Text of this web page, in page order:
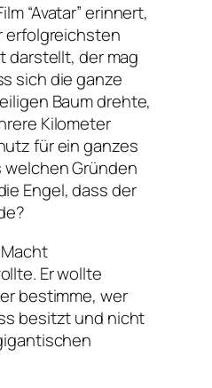
“Avatar” erinnert,
erfolgreichsten
darstellt, der mag
sich die ganze
Baum drehte,
Kilometer
für ein ganzes
welchen Gründen
Engel, dass der
Er wollte
bestimme, wer
besitzt und nicht